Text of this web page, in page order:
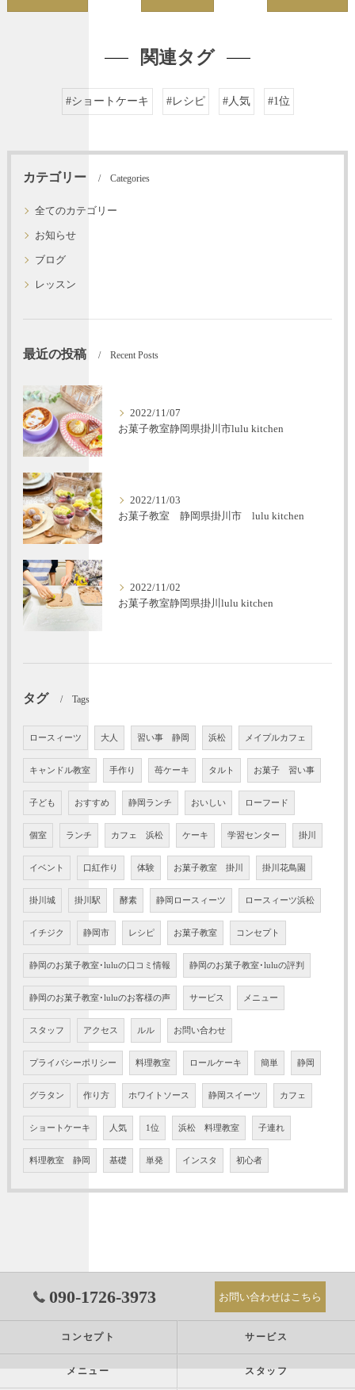
関連タグ
#ショートケーキ #レシピ #人気 #1位
カテゴリー Categories
全てのカテゴリー
お知らせ
ブログ
レッスン
最近の投稿 Recent Posts
2022/11/07
お菓子教室静岡県掛川市lulu kitchen
2022/11/03
お菓子教室 静岡県掛川市 lulu kitchen
2022/11/02
お菓子教室静岡県掛川lulu kitchen
タグ Tags
ロースィーツ 大人 習い事 静岡 浜松 メイプルカフェ
キャンドル教室 手作り 苺ケーキ タルト お菓子 習い事
子ども おすすめ 静岡ランチ おいしい ローフード
個室 ランチ カフェ 浜松 ケーキ 学習センター 掛川
イベント 口紅作り 体験 お菓子教室 掛川 掛川花鳥園
掛川城 掛川駅 酵素 静岡ロースィーツ ロースィーツ浜松
イチジク 静岡市 レシピ お菓子教室 コンセプト
静岡のお菓子教室･luluの口コミ情報 静岡のお菓子教室･luluの評判
静岡のお菓子教室･luluのお客様の声 サービス メニュー
スタッフ アクセス ルル お問い合わせ
プライバシーポリシー 料理教室 ロールケーキ 簡単 静岡
グラタン 作り方 ホワイトソース 静岡スイーツ カフェ
ショートケーキ 人気 1位 浜松 料理教室 子連れ
料理教室 静岡 基礎 単発 インスタ 初心者
090-1726-3973 お問い合わせはこちら
コンセプト サービス
メニュー スタッフ